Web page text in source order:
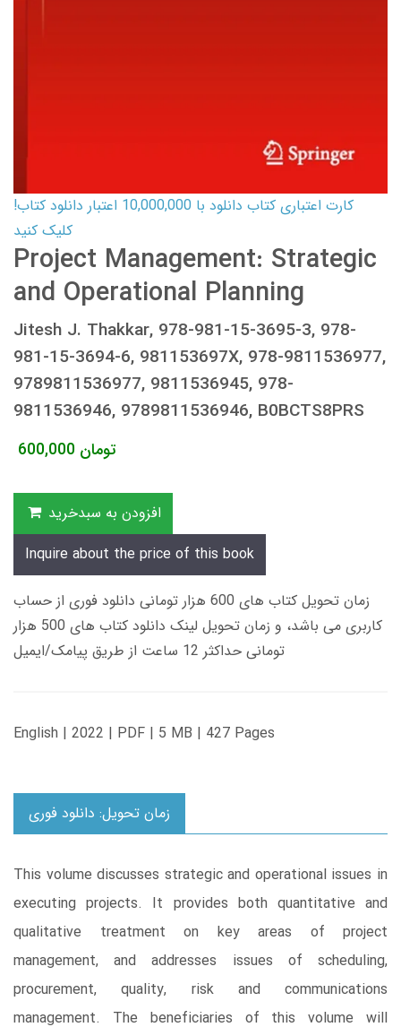
کارت اعتباری کتاب دانلود با 10,000,000 اعتبار دانلود کتاب!
کلیک کنید
Project Management: Strategic
and Operational Planning
Jitesh J. Thakkar, 978-981-15-3695-3, 978-
981-15-3694-6, 981153697X, 978-9811536977,
9789811536977, 9811536945, 978-
9811536946, 9789811536946, B0BCTS8PRS
600,000 تومان
افزودن به سبدخرید
Inquire about the price of this book
زمان تحویل کتاب های 600 هزار تومانی دانلود فوری از حساب
کاربری می باشد، و زمان تحویل لینک دانلود کتاب های 500 هزار
تومانی حداکثر 12 ساعت از طریق پیامک/ایمیل
English | 2022 | PDF | 5 MB | 427 Pages
زمان تحویل: دانلود فوری
This volume discusses strategic and operational issues in
executing projects. It provides both quantitative and
qualitative treatment on key areas of project
management, and addresses issues of scheduling,
procurement, quality, risk and communications
management. The beneficiaries of this volume will